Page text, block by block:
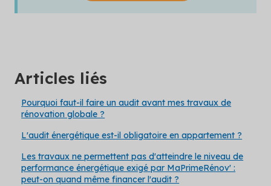
Articles liés
Pourquoi faut-il faire un audit avant mes travaux de
rénovation globale ?
L'audit énergétique est-il obligatoire en appartement ?
Les travaux ne permettent pas d'atteindre le niveau de
performance énergétique exigé par MaPrimeRénov' :
peut-on quand même financer l'audit ?